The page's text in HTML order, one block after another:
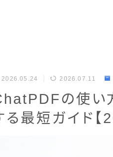
2026.05.24 2026.07.11
の使い
る最短ガイド【